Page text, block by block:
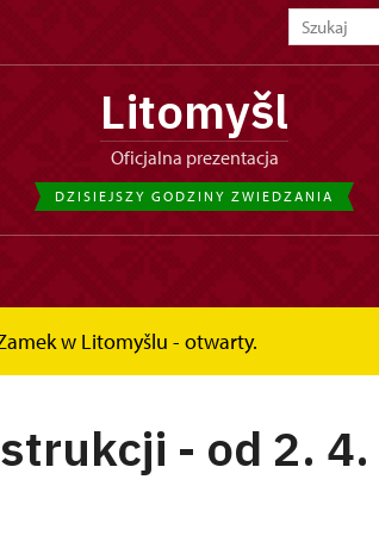
Litomyšl
Oficjalna prezentacja
DZISIEJSZY GODZINY ZWIEDZANIA
w Litomyšlu - otwarty.
- od 2. 4.